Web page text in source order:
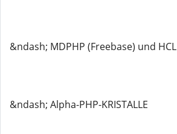
&ndash; MDPHP (Freebase) und HCL
&ndash; Alpha-PHP-KRISTALLE